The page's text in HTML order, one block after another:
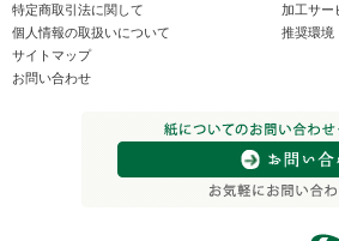
特定商取引法に関して
個人情報の取扱いについて
サイトマップ
お問い合わせ
加工サー
推奨環境